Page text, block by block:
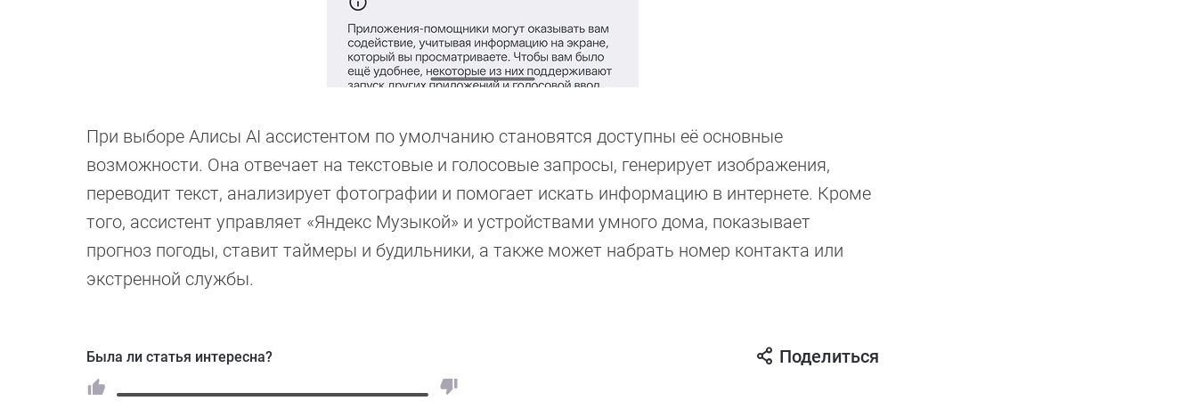
При выборе Алисы AI ассистентом по умолчанию становятся доступны её основные
возможности. Она отвечает на текстовые и голосовые запросы, генерирует изображения,
переводит текст, анализирует фотографии и помогает искать информацию в интернете. Кроме
того, ассистент управляет «Яндекс Музыкой» и устройствами умного дома, показывает
прогноз погоды, ставит таймеры и будильники, а также может набрать номер контакта или
экстренной службы.
Была ли статья интересна? Поделиться